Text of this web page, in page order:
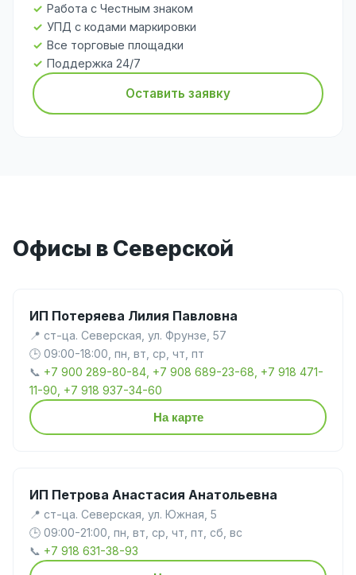
Работа с Честным знаком
УПД с кодами маркировки
Все торговые площадки
Поддержка 24/7
Оставить заявку
Офисы в Северской
ИП Потеряева Лилия Павловна
📍 ст-ца. Северская, ул. Фрунзе, 57
🕒 09:00-18:00, пн, вт, ср, чт, пт
📞 +7 900 289-80-84, +7 908 689-23-68, +7 918 471-
11-90, +7 918 937-34-60
На карте
ИП Петрова Анастасия Анатольевна
📍 ст-ца. Северская, ул. Южная, 5
🕒 09:00-21:00, пн, вт, ср, чт, пт, сб, вс
📞 +7 918 631-38-93